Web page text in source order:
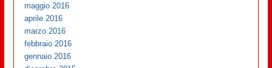
maggio 2016
aprile 2016
marzo 2016
febbraio 2016
gennaio 2016